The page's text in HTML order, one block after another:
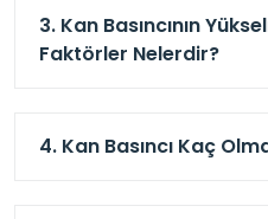
3. Kan Basıncının
Faktörler Nelerdir?
4. Kan Basıncı Kaç